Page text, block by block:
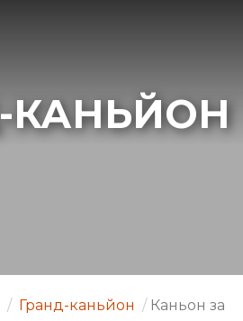
КАНЬЙОН
/ Гранд-каньйон / Каньон за